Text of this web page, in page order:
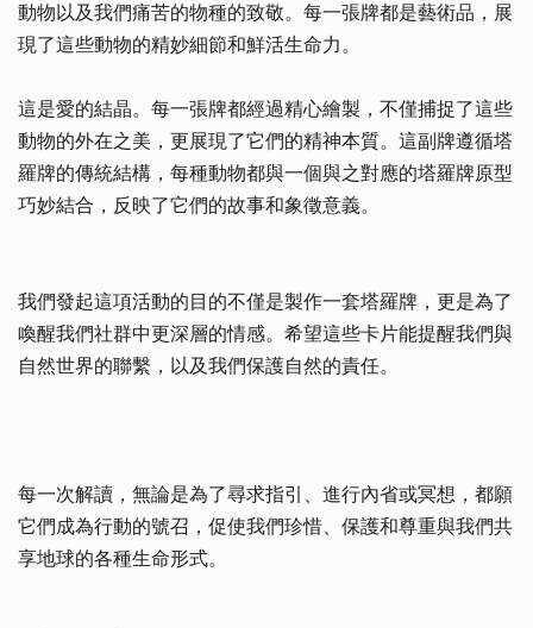
動物以及我們痛苦的物種的致敬。每一張牌都是藝術品，展
現了這些動物的精妙細節和鮮活生命力。
這是愛的結晶。每一張牌都經過精心繪製，不僅捕捉了這些
動物的外在之美，更展現了它們的精神本質。這副牌遵循塔
羅牌的傳統結構，每種動物都與一個與之對應的塔羅牌原型
巧妙結合，反映了它們的故事和象徵意義。
我們發起這項活動的目的不僅是製作一套塔羅牌，更是為了
喚醒我們社群中更深層的情感。希望這些卡片能提醒我們與
自然世界的聯繫，以及我們保護自然的責任。
每一次解讀，無論是為了尋求指引、進行內省或冥想，都願
它們成為行動的號召，促使我們珍惜、保護和尊重與我們共
享地球的各種生命形式。